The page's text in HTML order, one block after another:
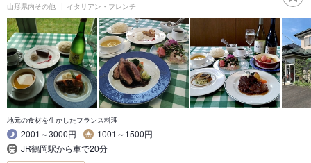
山形県内その他 イタリアン・フレンチ
地元の食材を生かしたフランス料理
2001～3000円
1001～1500円
JR鶴岡駅から車で20分